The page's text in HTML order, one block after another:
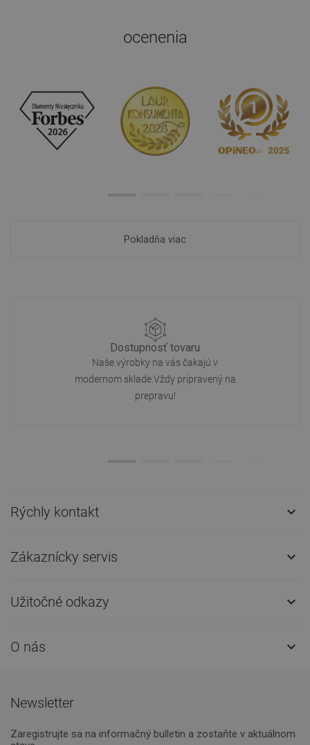
ocenenia
Pokladňa viac
Dostupnosť tovaru
Naše výrobky na vás čakajú v
modernom sklade.Vždy pripravený na
prepravu!
Rýchly kontakt 
Zákaznícky servis 
Užitočné odkazy 
O nás 
Newsletter
Zaregistrujte sa na informačný bulletin a zostaňte v aktuálnom